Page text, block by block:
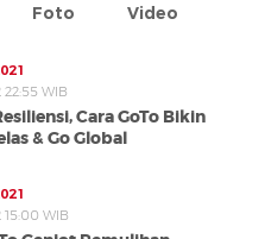
Foto Video
22:55 WIB
Cara GoTo Bikin
& Go Global
15:00 WIB